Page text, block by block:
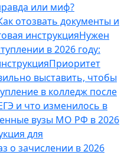
или миф?
отозвать документы и
инструкцияНужен
в 2026 году:
Приоритет
выставить, чтобы
в колледж после
и что изменилось в
вузы МО РФ в 2026
для
о зачислении в 2026